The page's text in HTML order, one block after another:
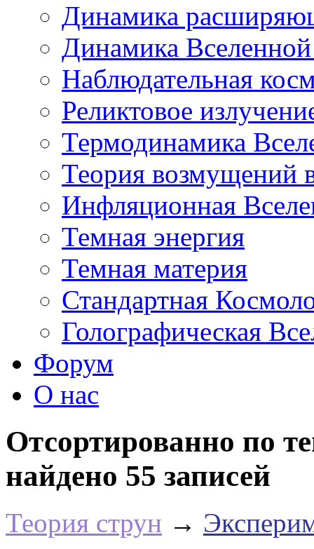
Динамика
Динамика
Наблюдательная
Реликтовое
Термодинамика
Теория возмущений
Инфляционная
Темная энергия
Темная материя
Стандартная
Голографическая
Форум
О нас
Отсортированно по
найдено 55 записей
Теория струн →